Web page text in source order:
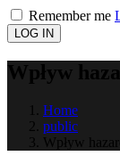
Remember me
Wpływ
Home
public
Wpływ